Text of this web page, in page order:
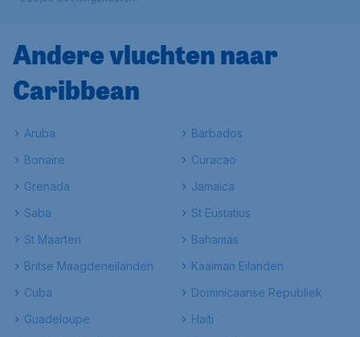
Andere vluchten naar
Caribbean
Aruba
Barbados
Bonaire
Curacao
Grenada
Jamaica
Saba
St Eustatius
St Maarten
Bahamas
Britse Maagdeneilanden
Kaaiman Eilanden
Cuba
Dominicaanse Republiek
Guadeloupe
Haiti